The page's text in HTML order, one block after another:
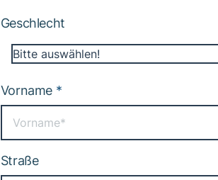
Geschlecht
Bitte auswählen!
Vorname *
Straße